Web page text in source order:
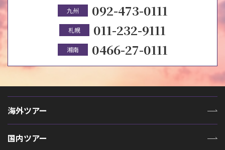
九州 092-473-0111
札幌 011-232-9111
湘南 0466-27-0111
海外ツアー
国内ツアー